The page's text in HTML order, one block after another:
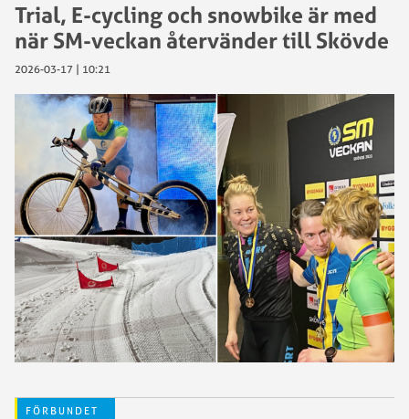
Trial, E-cycling och snowbike är med
när SM-veckan återvänder till Skövde
2026-03-17 | 10:21
FÖRBUNDET